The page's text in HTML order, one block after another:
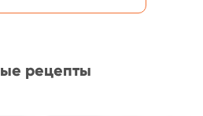
рецепты